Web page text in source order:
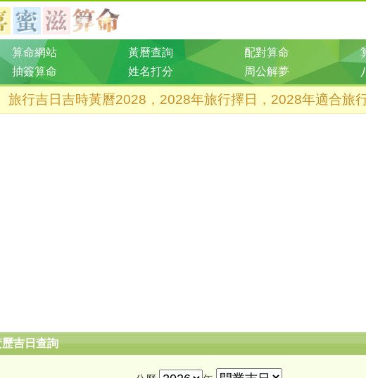
算命網站 黃曆查詢 配對算命
抽簽算命
姓名打分 周公解夢
旅行吉日吉時黃曆2028，2028年旅行擇日，2028年適合旅
歷吉日查詢